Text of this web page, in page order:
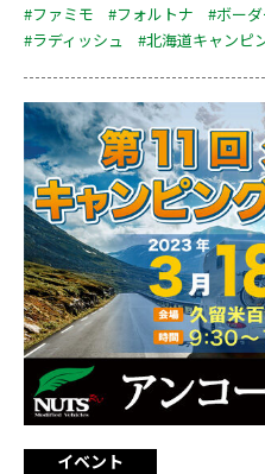
#ファミモ
#フォルトナ #ボー
#ラディッシュ
#北海道キャンピ
イベント